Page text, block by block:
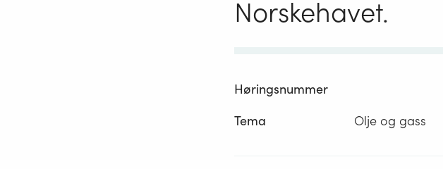
Norskehavet.
Høringsnummer
Tema
Olje og gass